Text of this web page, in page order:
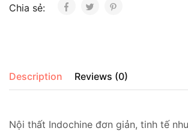
Chia sẻ:
Description Reviews (0)
Nội thất Indochine đơn giản, tinh tế